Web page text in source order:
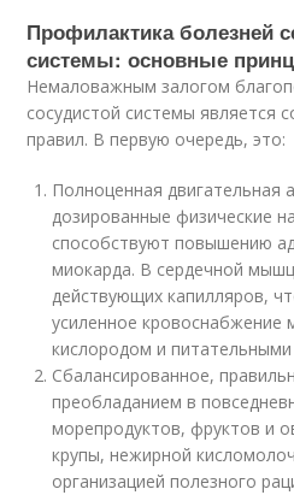
Профилактика болезней
системы: основные
Немаловажным залогом
сосудистой системы является
правил. В первую очередь, это:
Полноценная двигательная
дозированные физические
способствуют повышению
миокарда. В сердечной
действующих капилляров,
усиленное
кислородом и
Сбалансированное,
преобладанием в
морепродуктов, фруктов и
крупы, нежирной
организацией полезного